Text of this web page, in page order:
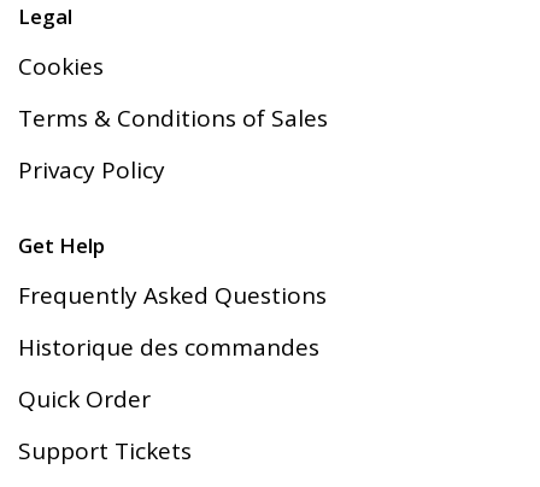
Legal
Cookies
Terms & Conditions of Sales
Privacy Policy
Get Help
Frequently Asked Questions
Historique des commandes
Quick Order
Support Tickets